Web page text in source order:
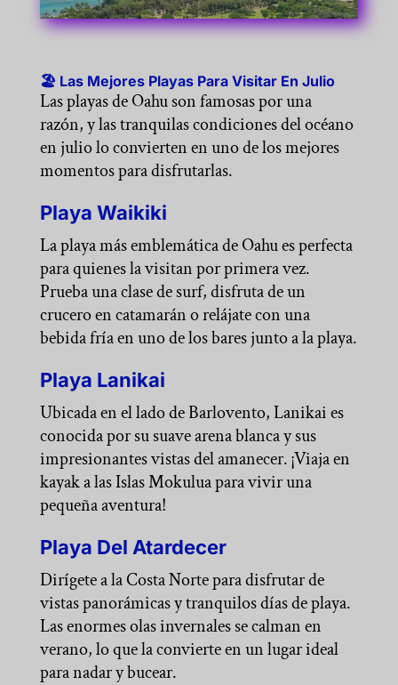
🏖️ Las Mejores Playas Para Visitar En Julio
Las playas de Oahu son famosas por una
razón, y las tranquilas condiciones del océano
en julio lo convierten en uno de los mejores
momentos para disfrutarlas.
Playa Waikiki
La playa más emblemática de Oahu es perfecta
para quienes la visitan por primera vez.
Prueba una clase de surf, disfruta de un
crucero en catamarán o relájate con una
bebida fría en uno de los bares junto a la playa.
Playa Lanikai
Ubicada en el lado de Barlovento, Lanikai es
conocida por su suave arena blanca y sus
impresionantes vistas del amanecer. ¡Viaja en
kayak a las Islas Mokulua para vivir una
pequeña aventura!
Playa Del Atardecer
Dirígete a la Costa Norte para disfrutar de
vistas panorámicas y tranquilos días de playa.
Las enormes olas invernales se calman en
verano, lo que la convierte en un lugar ideal
para nadar y bucear.